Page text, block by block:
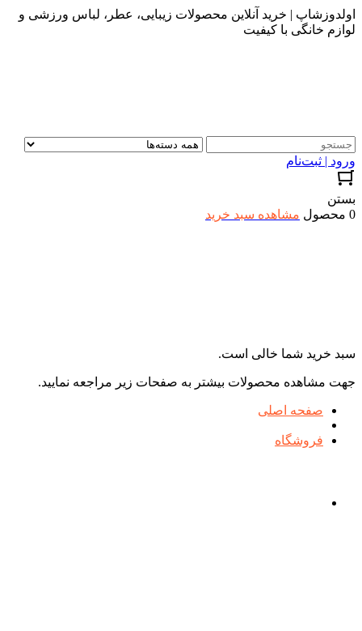
اولدوزشاپ | خرید آنلاین محصولات زیبایی، عطر، لباس ورزشی و
لوازم خانگی با کیفیت
ورود | ثبت‌نام
بستن
0 محصول
مشاهده سبد خرید
سبد خرید شما خالی است.
جهت مشاهده محصولات بیشتر به صفحات زیر مراجعه نمایید.
صفحه اصلی
فروشگاه